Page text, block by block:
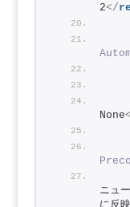
2</
None
ニュ